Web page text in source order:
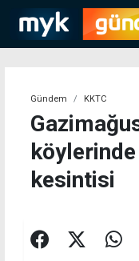
Gündem KKTC
kesintisi